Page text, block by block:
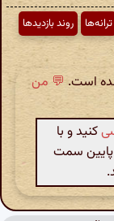
ترانه‌ها
روند بازدیدها
است. 💬 من
کنید و با
پایین سمت